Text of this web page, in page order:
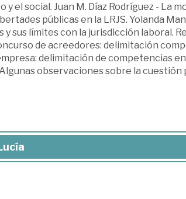
social. Juan M. Díaz Rodríguez - La
públicas en la LRJS. Yolanda
sus límites con la jurisdicción laboral.
de acreedores: delimitación
delimitación de competencias
observaciones sobre la cuestión